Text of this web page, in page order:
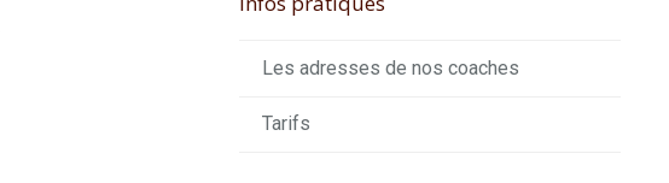
Les adresses de nos coaches
Tarifs